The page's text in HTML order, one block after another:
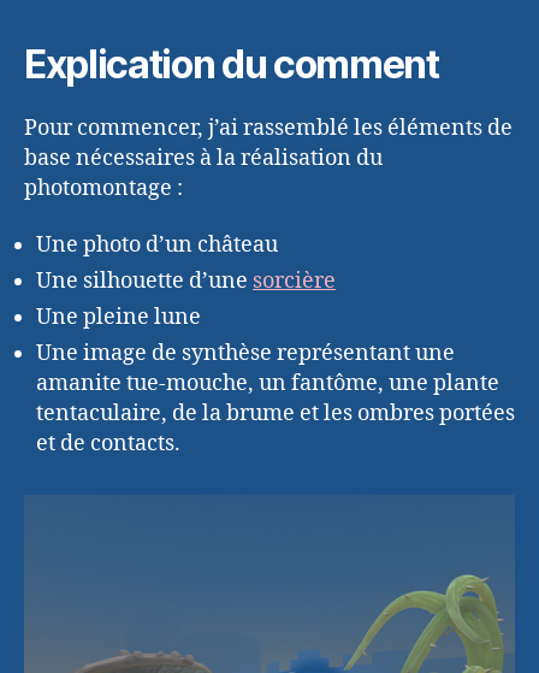
Explication du comment
Pour commencer, j’ai rassemblé les éléments de
base nécessaires à la réalisation du
photomontage :
Une photo d’un château
Une silhouette d’une sorcière
Une pleine lune
Une image de synthèse représentant une
amanite tue-mouche, un fantôme, une plante
tentaculaire, de la brume et les ombres portées
et de contacts.